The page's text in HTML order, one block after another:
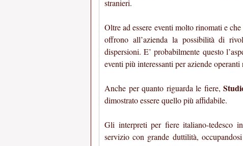
stranieri.
Oltre ad essere eventi molto rinomati e
offrono all’azienda la possibilità di
dispersioni. E’ probabilmente questo
eventi più interessanti per aziende
Anche per quanto riguarda le fiere,
dimostrato essere quello più affidabile.
Gli interpreti per fiere italiano-tedesco
servizio con grande duttilità,